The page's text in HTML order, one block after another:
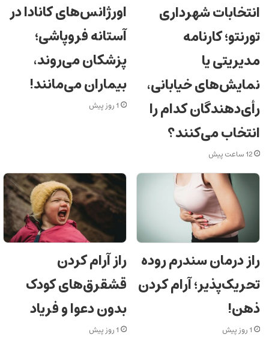
انتخابات شهرداری
تورنتو؛ کارنامه
مدیریتی یا
نمایش‌های خیابانی،
رأی‌دهندگان کدام را
انتخاب می‌کنند؟
12 ساعت پیش
اورژانس‌های کانادا در
آستانه فروپاشی؛
پزشکان می‌روند،
بیماران می‌مانند!
1 روز پیش
راز درمان سندرم روده
تحریک‌پذیر؛ آرام کردن
ذهن!
1 روز پیش
راز آرام کردن
قشقرق‌های کودک
بدون دعوا و فریاد
1 روز پیش